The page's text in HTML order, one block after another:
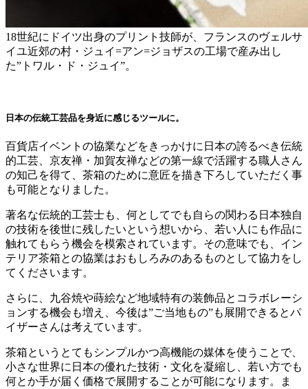
18世紀にドイツ出身のプリント技師が、フランスのヴェルサ
イユ近郊の村・ジュイ=アン=ジョザスの工場で産み出し
た”トワル・ド・ジュイ”。
日本の伝統工芸品を身近に感じるツールに。
百貨店イベントの協業などをきっかけに日本の誇るべき伝統
的工芸、京友禅・加賀友禅などの第一線で活躍する職人さん
の知己を得て、茶箱のために意匠を描き下ろしていただく事
も可能となりました。
著名な伝統的工芸士も、何としてでも自らの関わる日本独自
の技術を後世に残したいという想いから、若い人にも作品に
触れてもらう機会を模索されています。その意味でも、イン
テリア茶箱との協業はおもしろみのあるものとして協力をし
てくださいます。
さらに、九谷焼や蒔絵など地域特有の装飾品とコラボレーシ
ョンする機会も増え、今後は”ご当地もの”も展開できるとパ
イザーさんは考えています。
茶箱というとてもシンプルかつ高機能の媒体を使うことで、
小さな世界に日本の優れた技術・文化を凝縮し、若い方でも
何とか手が届く価格で展開することが可能になります。ま